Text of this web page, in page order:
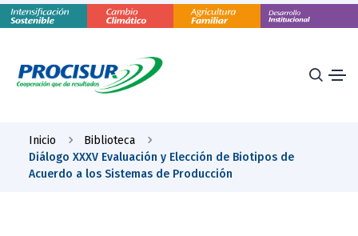
Inicio
Biblioteca
Diálogo XXXV Evaluación y Elección de Biotipos de
Acuerdo a los Sistemas de Producción